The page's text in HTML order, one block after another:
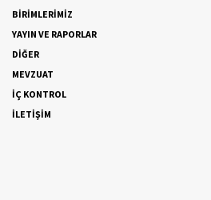
BİRİMLERİMİZ
YAYIN VE RAPORLAR
DİĞER
MEVZUAT
İÇ KONTROL
İLETİŞİM